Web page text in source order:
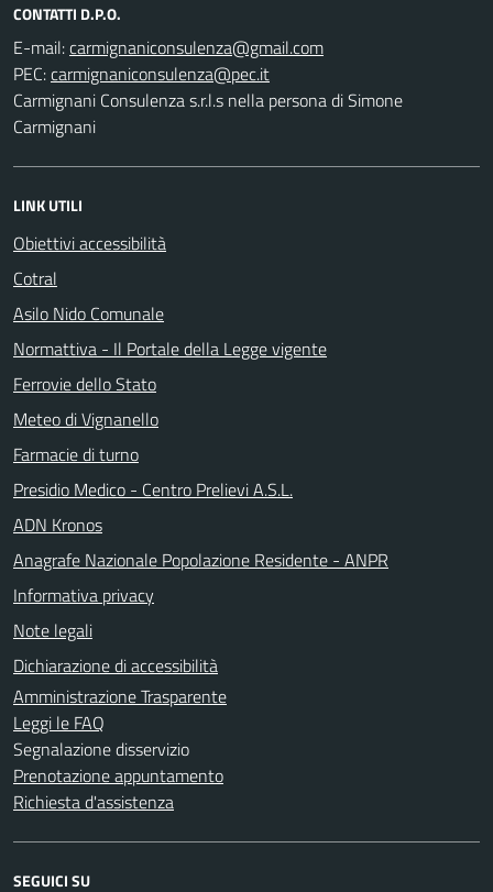
CONTATTI D.P.O.
E-mail:
PEC:
Carmignani Consulenza s.r.l.s nella persona di Simone
Carmignani
LINK UTILI
Obiettivi accessibilità
Cotral
Asilo Nido Comunale
Normattiva - Il Portale della Legge vigente
Ferrovie dello Stato
Meteo di Vignanello
Farmacie di turno
Presidio Medico - Centro Prelievi A.S.L.
ADN Kronos
Anagrafe Nazionale Popolazione Residente - ANPR
Informativa privacy
Note legali
Dichiarazione di accessibilità
Amministrazione Trasparente
Leggi le FAQ
Segnalazione disservizio
Prenotazione appuntamento
Richiesta d'assistenza
SEGUICI SU